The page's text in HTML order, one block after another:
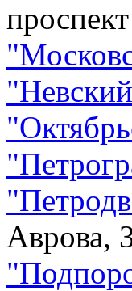
"
"
"
"
"
Аврова,
"